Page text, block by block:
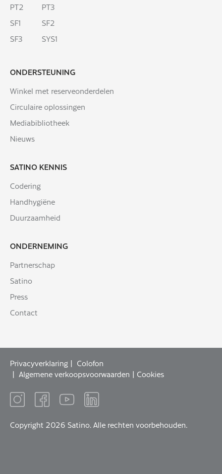
PT2
PT3
SF1
SF2
SF3
SYS1
ONDERSTEUNING
Winkel met reserveonderdelen
Circulaire oplossingen
Mediabibliotheek
Nieuws
SATINO KENNIS
Codering
Handhygiëne
Duurzaamheid
ONDERNEMING
Partnerschap
Satino
Press
Contact
Privacyverklaring
Colofon
Algemene verkoopsvoorwaarden
Cookies
Copyright 2026 Satino. Alle rechten voorbehouden.